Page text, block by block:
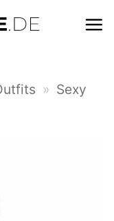
» Sexy